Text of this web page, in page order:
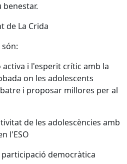
benestar.
de La Crida
i l'esperit crític amb la
on les adolescents
i proposar millores per al
de les adolescències amb
l'ESO
democràtica